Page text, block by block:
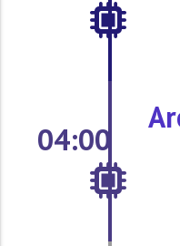
04:00